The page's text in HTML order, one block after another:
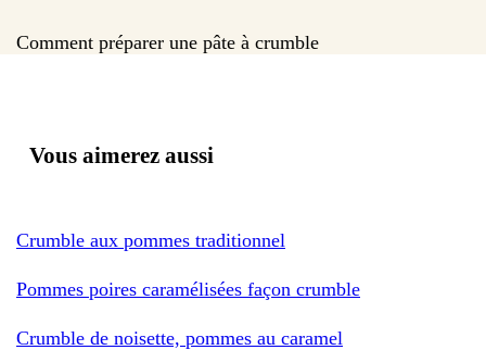
Comment préparer une pâte à crumble
Vous aimerez aussi
Crumble aux pommes traditionnel
Pommes poires caramélisées façon crumble
Crumble de noisette, pommes au caramel